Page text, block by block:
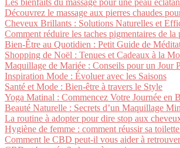
Les bienfaits du massage pour une peau
Découvrez le massage aux pierres chaudes
Cheveux Brillants : Solutions Naturelles et
Comment réduire les taches pigmentaires de la
Bien-Être au Quotidien : Petit Guide de
Shopping de Noël : Tenues et Cadeaux à la
Maquillage de Mariée : Conseils pour un Jour
Inspiration Mode : Évoluer avec les Saisons
Santé et Mode : Bien-être à travers le Style
Yoga Matinal : Commencez Votre Journée en
Beauté Naturelle : Secrets d’un Maquillage
La routine à adopter pour dire stop aux
Hygiène de femme : comment réussir sa
Comment le CBD peut-il vous aider à